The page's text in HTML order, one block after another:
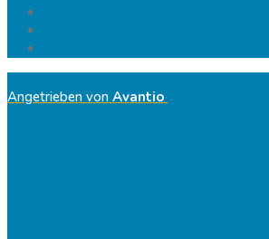
Angetrieben von Avantio